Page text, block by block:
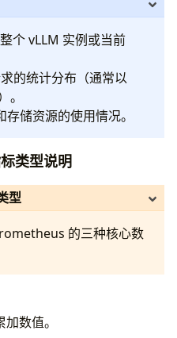
Spec Decoding 统计信息 (如
,
=
Stop 条件，更新
的请求) ...
生成系统状态统计
:= next(iter(
个 vLLM 实例或当前
的统计分布（通常以
存储资源的使用情况。
类型说明
型
的三种核心数
加数值。